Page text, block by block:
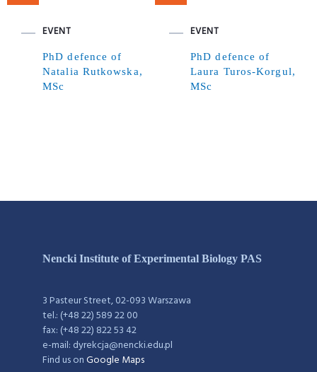
EVENT
PhD defence of
Natalia Rutkowska,
MSc
EVENT
PhD defence of
Laura Turos-Korgul,
MSc
Nencki Institute of Experimental Biology PAS
3 Pasteur Street, 02-093 Warszawa
tel.: (+48 22) 589 22 00
fax: (+48 22) 822 53 42
e-mail: dyrekcja@nencki.edu.pl
Find us onGoogle Maps